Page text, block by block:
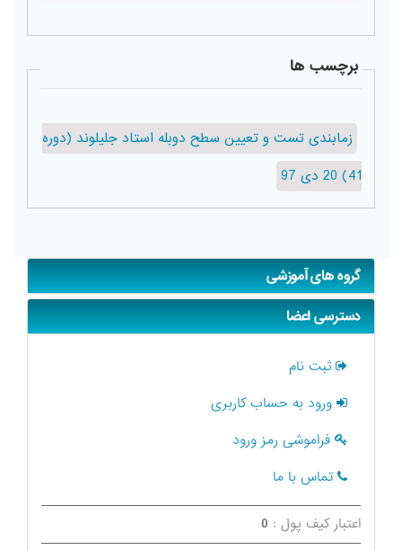
برچسب ها
زمابندی تست و تعیین سطح دوبله استاد جلیلوند (دوره
41) 20 دی 97
گروه های آموزشی
دسترسی اعضا
ثبت نام
ورود به حساب کاربری
فراموشی رمز ورود
تماس با ما
اعتبار کیف پول : 0